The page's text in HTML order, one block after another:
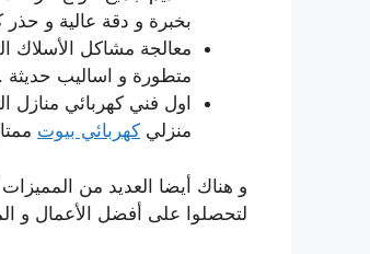
بخبرة و دقة عالية و حذر
معالجة مشاكل الأسلاك
متطورة و اساليب حديثة .
اول فني كهربائي منازل
منزلي كهربائي بيوت
و هناك أيضا العديد من
لتحصلوا على أفضل الأعمال و